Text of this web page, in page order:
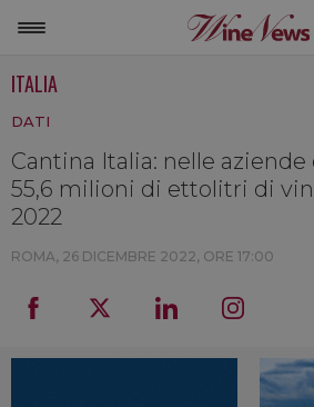
NON SOLO VINO
LA CANTINA DI
DICONO DI NOI
ITALIA
DATI
Cantina Italia: nelle aziende
55,6 milioni di ettolitri di
2022
ROMA, 26 DICEMBRE 2022, ORE 17:00